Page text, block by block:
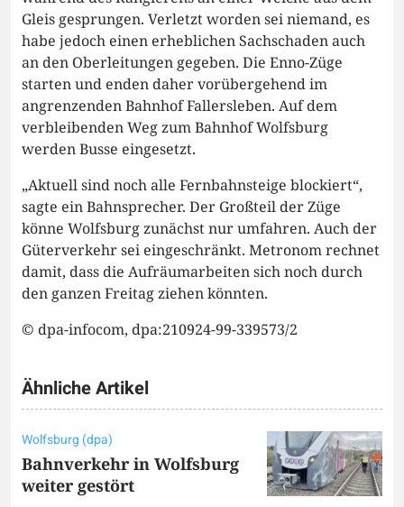
Gleis gesprungen. Verletzt worden sei niemand, es
habe jedoch einen erheblichen Sachschaden auch
an den Oberleitungen gegeben. Die Enno-Züge
starten und enden daher vorübergehend im
angrenzenden Bahnhof Fallersleben. Auf dem
verbleibenden Weg zum Bahnhof Wolfsburg
werden Busse eingesetzt.
„Aktuell sind noch alle Fernbahnsteige blockiert“,
sagte ein Bahnsprecher. Der Großteil der Züge
könne Wolfsburg zunächst nur umfahren. Auch der
Güterverkehr sei eingeschränkt. Metronom rechnet
damit, dass die Aufräumarbeiten sich noch durch
den ganzen Freitag ziehen könnten.
© dpa-infocom, dpa:210924-99-339573/2
Ähnliche Artikel
Wolfsburg (dpa)
Bahnverkehr in Wolfsburg
weiter gestört